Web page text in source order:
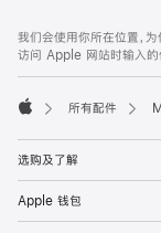
页
页
脚
注
我们会使用你所在位置，
访问 Apple 网站时输入的
所有配件
选购及了解
Apple 钱包